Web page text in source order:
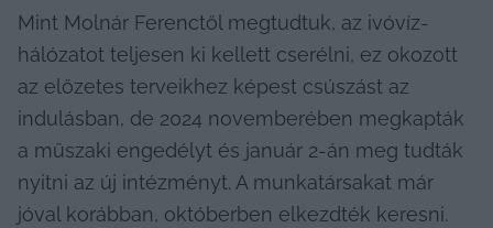
Mint Molnár Ferenctől megtudtuk, az ivóvíz-
hálózatot teljesen ki kellett cserélni, ez okozott
az előzetes terveikhez képest csúszást az
indulásban, de 2024 novemberében megkapták
a műszaki engedélyt és január 2-án meg tudták
nyitni az új intézményt. A munkatársakat már
jóval korábban, októberben elkezdték keresni.